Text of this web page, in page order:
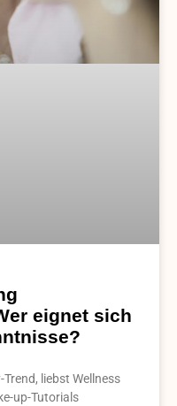
eignet sich
liebst Wellness
up-Tutorials